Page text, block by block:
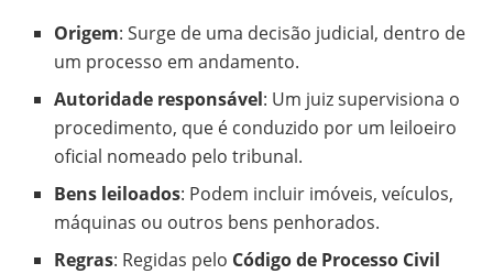
Origem: Surge de uma decisão judicial, dentro de
um processo em andamento.
Autoridade responsável: Um juiz supervisiona o
procedimento, que é conduzido por um leiloeiro
oficial nomeado pelo tribunal.
Bens leiloados: Podem incluir imóveis, veículos,
máquinas ou outros bens penhorados.
Regras: Regidas pelo Código de Processo Civil